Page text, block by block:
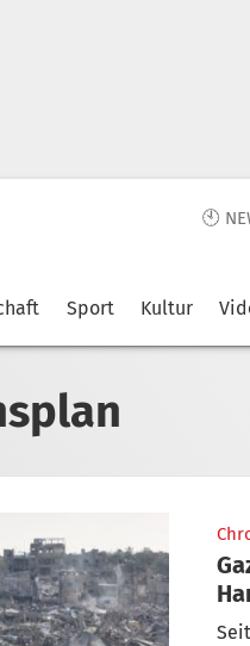
🕙
Sport Kultur